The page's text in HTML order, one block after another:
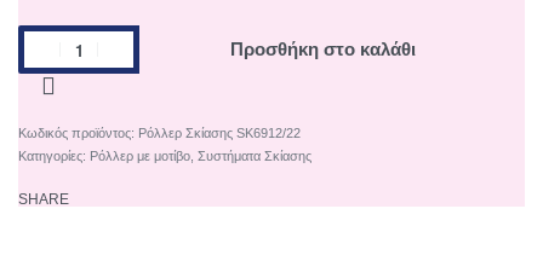
Προσθήκη στο καλάθι
Ρόλλερ Σκίασης SK6912/22
Κατηγορίες: Ρόλλερ με μοτίβο Συστήματα Σκίασης
SHARE